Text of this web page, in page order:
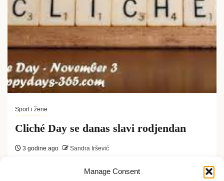
Manage Consent
Sport i žene
Cliché Day se danas slavi rodjendan
3 godine ago Sandra Iršević
Cliché Day se slavi svake godine 3. novembra širom